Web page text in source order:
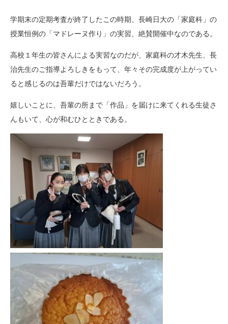
学期末の定期考査が終了したこの時期、長崎日大の「家庭科」の
授業恒例の「マドレーヌ作り」の実習、絶賛開催中なのである。
高校１年生の皆さんによる実習なのだが、家庭科の才木先生、長
治先生のご指導よろしきをもって、年々その完成度が上がってい
ると感じるのは吾輩だけではないだろう。
嬉しいことに、吾輩の所まで「作品」を届けに来てくれる生徒さ
んもいて、心が和むひとときである。